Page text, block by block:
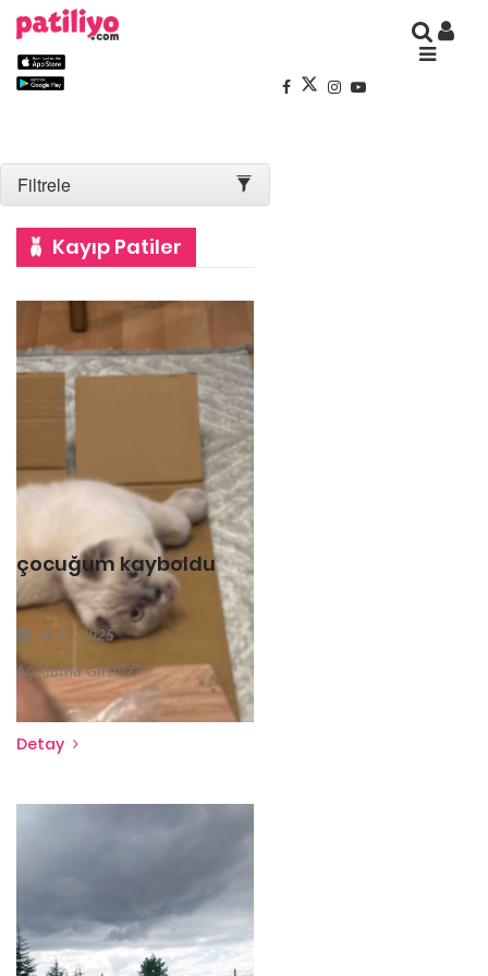
Filtrele
Kayıp Patiler
çocuğum kayboldu
16.12.2025
Açıklama Giriniz
Detay